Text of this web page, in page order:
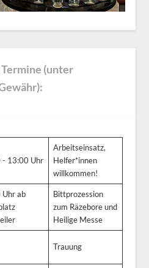
(unter
- 13:00 Uhr
Arbeitseinsatz,
Helfer*innen
willkommen!
ab
Bittprozession
zum Räzebore und
Heilige Messe
Trauung